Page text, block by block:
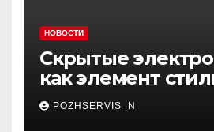
НОВОСТИ
Скрытые
как элемент
функционального
интерьера
POZHSERVIS_N